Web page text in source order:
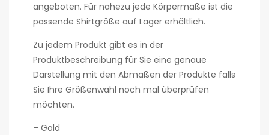
angeboten. Für nahezu jede Körpermaße ist die
passende Shirtgröße auf Lager erhältlich.
Zu jedem Produkt gibt es in der
Produktbeschreibung für Sie eine genaue
Darstellung mit den Abmaßen der Produkte falls
Sie Ihre Größenwahl noch mal überprüfen
möchten.
– Gold